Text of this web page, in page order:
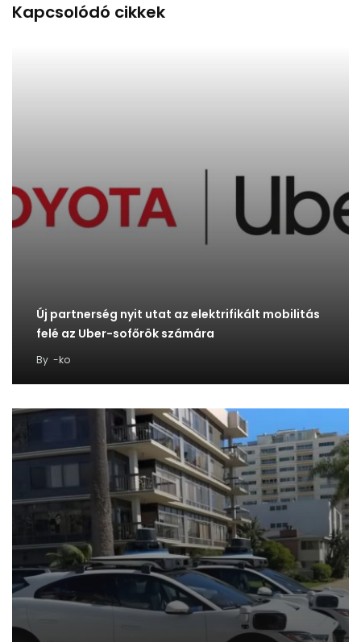
Kapcsolódó cikkek
Új partnerség nyit utat az elektrifikált mobilitás
felé az Uber-sofőrök számára
By -ko